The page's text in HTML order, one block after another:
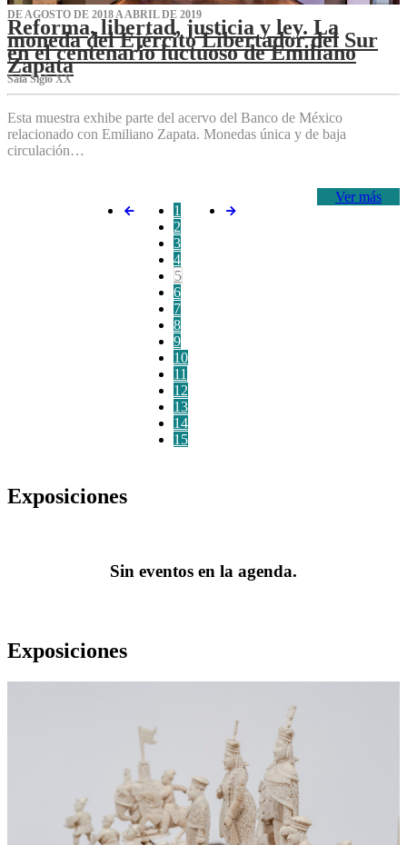
DE AGOSTO DE 2018 A ABRIL DE 2019
Reforma, libertad, justicia y ley. La
moneda del Ejército Libertador del Sur
en el centenario luctuoso de Emiliano
Zapata
Sala Siglo XX
Esta muestra exhibe parte del acervo del Banco de México
relacionado con Emiliano Zapata. Monedas única y de baja
circulación…
Ver más
1
2
3
4
5
6
7
8
9
10
11
12
13
14
15
Exposiciones
Sin eventos en la agenda.
Exposiciones